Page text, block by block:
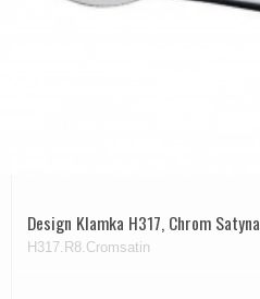
Design Klamka H317, Chrom Satyna
H317.R8.Cromsatin